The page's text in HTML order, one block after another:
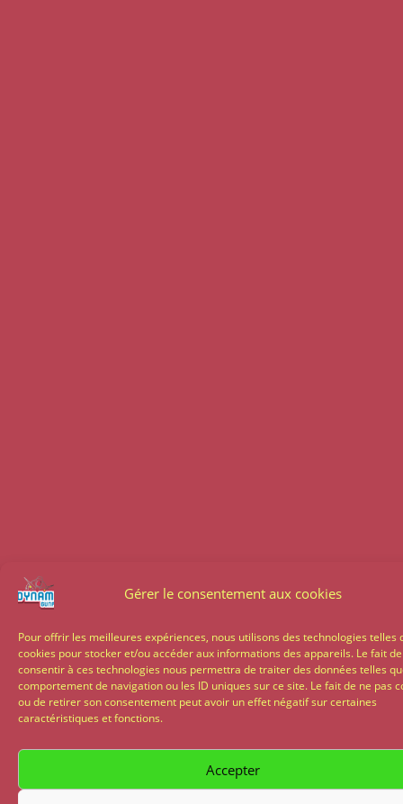
Gérer le consentement aux cookies
Pour offrir les meilleures expériences, nous utilisons des technologies telles
cookies pour stocker et/ou accéder aux informations des appareils. Le fait de
consentir à ces technologies nous permettra de traiter des données telles
comportement de navigation ou les ID uniques sur ce site. Le fait de ne pas
ou de retirer son consentement peut avoir un effet négatif sur certaines
caractéristiques et fonctions.
Accepter